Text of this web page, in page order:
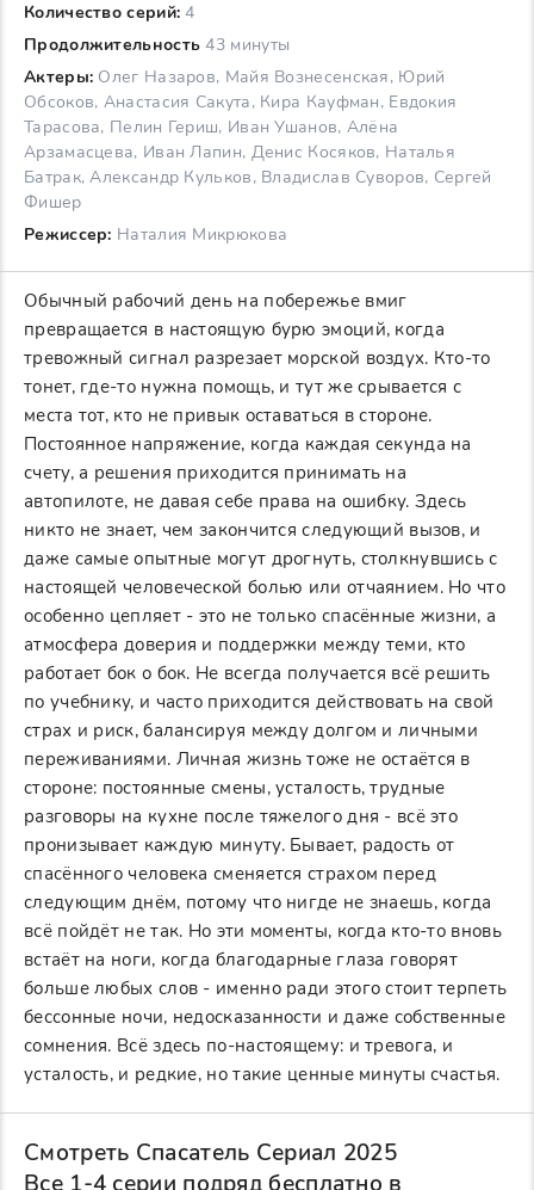
Количество серий: 4
Продолжительность 43 минуты
Актеры: Олег Назаров, Майя Вознесенская, Юрий
Обсоков, Анастасия Сакута, Кира Кауфман, Евдокия
Тарасова, Пелин Гериш, Иван Ушанов, Алёна
Арзамасцева, Иван Лапин, Денис Косяков, Наталья
Батрак, Александр Кульков, Владислав Суворов, Сергей
Фишер
Режиссер: Наталия Микрюкова
Обычный рабочий день на побережье вмиг
превращается в настоящую бурю эмоций, когда
тревожный сигнал разрезает морской воздух. Кто-то
тонет, где-то нужна помощь, и тут же срывается с
места тот, кто не привык оставаться в стороне.
Постоянное напряжение, когда каждая секунда на
счету, а решения приходится принимать на
автопилоте, не давая себе права на ошибку. Здесь
никто не знает, чем закончится следующий вызов, и
даже самые опытные могут дрогнуть, столкнувшись с
настоящей человеческой болью или отчаянием. Но что
особенно цепляет - это не только спасённые жизни, а
атмосфера доверия и поддержки между теми, кто
работает бок о бок. Не всегда получается всё решить
по учебнику, и часто приходится действовать на свой
страх и риск, балансируя между долгом и личными
переживаниями. Личная жизнь тоже не остаётся в
стороне: постоянные смены, усталость, трудные
разговоры на кухне после тяжелого дня - всё это
пронизывает каждую минуту. Бывает, радость от
спасённого человека сменяется страхом перед
следующим днём, потому что нигде не знаешь, когда
всё пойдёт не так. Но эти моменты, когда кто-то вновь
встаёт на ноги, когда благодарные глаза говорят
больше любых слов - именно ради этого стоит терпеть
бессонные ночи, недосказанности и даже собственные
сомнения. Всё здесь по-настоящему: и тревога, и
усталость, и редкие, но такие ценные минуты счастья.
Смотреть Спасатель Сериал 2025